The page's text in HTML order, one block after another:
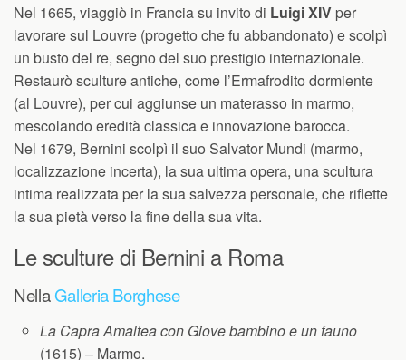
Nel 1665, viaggiò in Francia su invito di Luigi XIV per
lavorare sul Louvre (progetto che fu abbandonato) e scolpì
un busto del re, segno del suo prestigio internazionale.
Restaurò sculture antiche, come l’Ermafrodito dormiente
(al Louvre), per cui aggiunse un materasso in marmo,
mescolando eredità classica e innovazione barocca.
Nel 1679, Bernini scolpì il suo Salvator Mundi (marmo,
localizzazione incerta), la sua ultima opera, una scultura
intima realizzata per la sua salvezza personale, che riflette
la sua pietà verso la fine della sua vita.
Le sculture di Bernini a Roma
NellaGalleria Borghese
La Capra Amaltea con Giove bambino e un fauno
(1615) – Marmo.